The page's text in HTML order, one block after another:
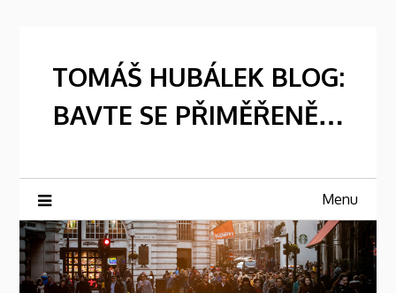
TOMÁŠ HUBÁLEK BLOG:
BAVTE SE PŘIMĚŘENĚ…
Menu